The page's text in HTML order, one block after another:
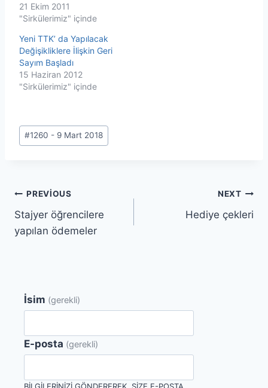
21 Ekim 2011
"Sirkülerimiz" içinde
Yeni TTK’ da Yapılacak
Değişikliklere İlişkin Geri
Sayım Başladı
15 Haziran 2012
"Sirkülerimiz" içinde
Post
Tags:
#1260 - 9 Mart 2018
Yazı
gezinmesi
PREVIOUS
Stajyer öğrencilere
yapılan ödemeler
NEXT
Hediye çekleri
İsim (gerekli)
E-posta (gerekli)
BILGILERINIZI GÖNDEREREK, SIZE E-POSTA